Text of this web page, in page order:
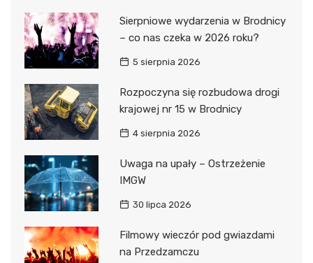
Sierpniowe wydarzenia w Brodnicy
– co nas czeka w 2026 roku?
5 sierpnia 2026
Rozpoczyna się rozbudowa drogi
krajowej nr 15 w Brodnicy
4 sierpnia 2026
Uwaga na upały – Ostrzeżenie
IMGW
30 lipca 2026
Filmowy wieczór pod gwiazdami
na Przedzamczu